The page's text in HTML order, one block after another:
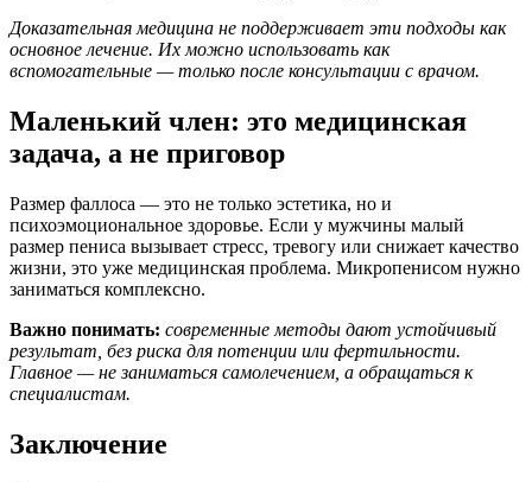
Доказательная медицина не поддерживает эти подходы как
основное лечение. Их можно использовать как
вспомогательные — только после консультации с врачом.
Маленький член: это медицинская
задача, а не приговор
Размер фаллоса — это не только эстетика, но и
психоэмоциональное здоровье. Если у мужчины малый
размер пениса вызывает стресс, тревогу или снижает качество
жизни, это уже медицинская проблема. Микропенисом нужно
заниматься комплексно.
Важно понимать: современные методы дают устойчивый
результат, без риска для потенции или фертильности.
Главное — не заниматься самолечением, а обращаться к
специалистам.
Заключение